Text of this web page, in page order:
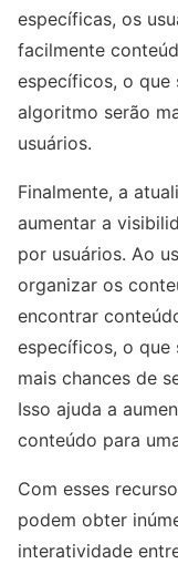
específicas, os
facilmente
específicos, o que
algoritmo serão
usuários.
Finalmente, a
aumentar a
por usuários. Ao
organizar os
encontrar
específicos, o que
mais chances de
Isso ajuda a
conteúdo para
Com esses
podem obter
interatividade